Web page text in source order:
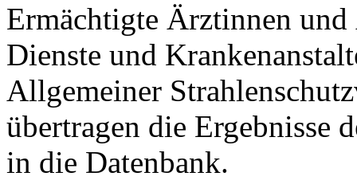
Ermächtigte Ärztinnen
Dienste und
Allgemeiner
übertragen die Ergebnisse
in die Datenbank.